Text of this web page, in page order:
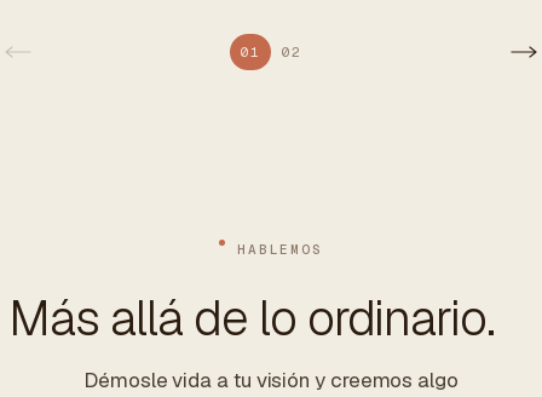
01 02
HABLEMOS
Más allá de lo ordinario.
Démosle vida a tu visión y creemos algo